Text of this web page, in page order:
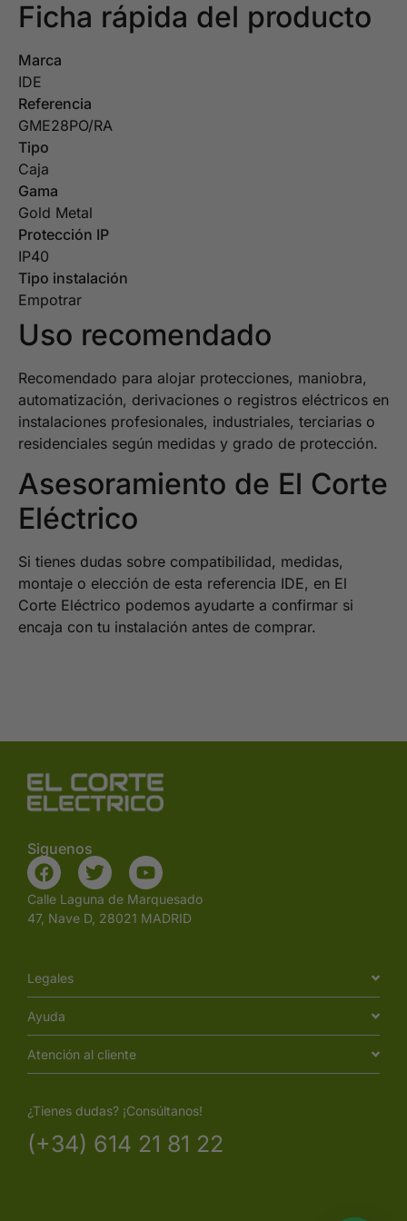
Ficha rápida del producto
Marca
IDE
Referencia
GME28PO/RA
Tipo
Caja
Gama
Gold Metal
Protección IP
IP40
Tipo instalación
Empotrar
Uso recomendado
Recomendado para alojar protecciones, maniobra,
automatización, derivaciones o registros eléctricos en
instalaciones profesionales, industriales, terciarias o
residenciales según medidas y grado de protección.
Asesoramiento de El Corte
Eléctrico
Si tienes dudas sobre compatibilidad, medidas,
montaje o elección de esta referencia IDE, en El
Corte Eléctrico podemos ayudarte a confirmar si
encaja con tu instalación antes de comprar.
Siguenos
Calle Laguna de Marquesado
47, Nave D, 28021 MADRID
Legales
Ayuda
Atención al cliente
¿Tienes dudas? ¡Consúltanos!
(+34) 614 21 81 22